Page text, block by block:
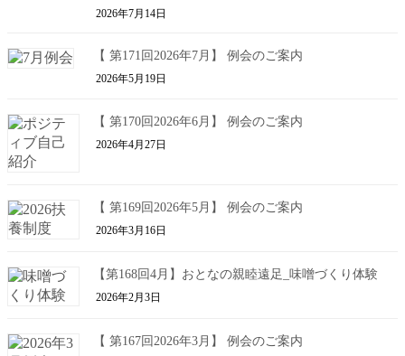
2026年7月14日
【 第171回2026年7月】 例会のご案内
2026年5月19日
【 第170回2026年6月】 例会のご案内
2026年4月27日
【 第169回2026年5月】 例会のご案内
2026年3月16日
【第168回4月】おとなの親睦遠足_味噌づくり体験
2026年2月3日
【 第167回2026年3月】 例会のご案内